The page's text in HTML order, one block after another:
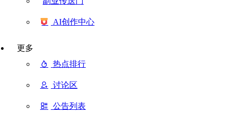
AI创作中心
更多
热点排行
讨论区
公告列表